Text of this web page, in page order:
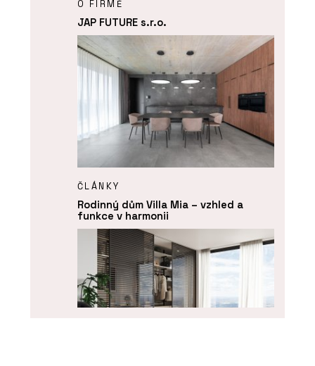
O FIRMĚ
JAP FUTURE s.r.o.
ČLÁNKY
Rodinný dům Villa Mia – vzhled a
funkce v harmonii